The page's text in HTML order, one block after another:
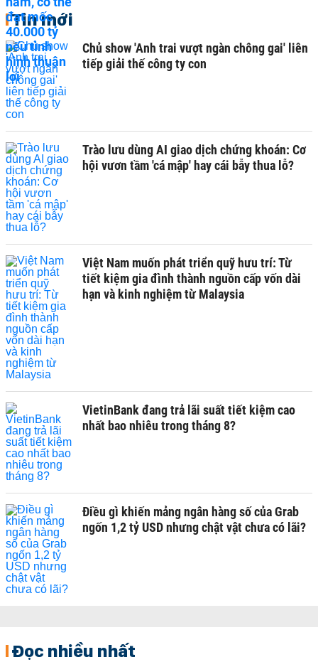
Tin mới
Chủ show 'Anh trai vượt ngàn chông gai' liên
tiếp giải thế công ty con
Trào lưu dùng AI giao dịch chứng khoán: Cơ
hội vươn tầm 'cá mập' hay cái bẫy thua lỗ?
Việt Nam muốn phát triển quỹ hưu trí: Từ
tiết kiệm gia đình thành nguồn cấp vốn dài
hạn và kinh nghiệm từ Malaysia
VietinBank đang trả lãi suất tiết kiệm cao
nhất bao nhiêu trong tháng 8?
Điều gì khiến mảng ngân hàng số của Grab
ngốn 1,2 tỷ USD nhưng chật vật chưa có lãi?
Đọc nhiều nhất